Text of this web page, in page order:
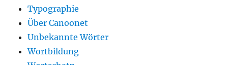
Typographie
Über Canoonet
Unbekannte Wörter
Wortbildung